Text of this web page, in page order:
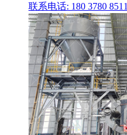
联系电话: 180 3780 8511